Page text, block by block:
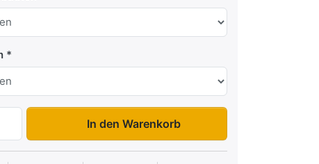
BT 4260SB 1800 kg zu 2.999,00 €, Menge 1.
In den Warenkorb